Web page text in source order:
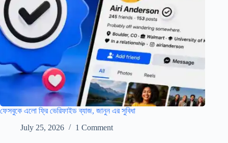
ফেসবুকে এলো ফ্রি ভেরিফাইড ব্যাজ, জানুন এর সুবিধা
July 25, 2026
1 Comment